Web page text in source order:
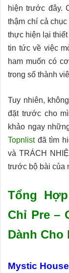
hiện trước đây.
thậm chí cả
thực hiện lại
tin tức về việc
ham muốn có
trong số thành
Tuy nhiên,
đặt trước cho
khảo ngay
Topnlistđã tìm
và TRÁCH
trước bộ bài của
Tổng
Chỉ Pre –
Dành Cho
Mystic